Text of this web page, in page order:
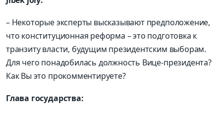
– Некоторые эксперты высказывают предположение,
что конституционная реформа – это подготовка к
транзиту власти, будущим президентским выборам.
Для чего понадобилась должность Вице-президента?
Как Вы это прокомментируете?
Глава государства: